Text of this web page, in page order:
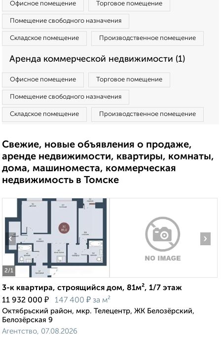
Офисное помещение Торговое помещение
Помещение свободного назначения
Складское помещение Производственное помещение
Аренда коммерческой недвижимости (1)
Офисное помещение Торговое помещение
Помещение свободного назначения
Складское помещение Производственное помещение
Свежие, новые объявления о продаже,
аренде недвижимости, квартиры, комнаты,
дома, машиноместа, коммерческая
недвижимость в Томске
2/1
‹ ›
3-к квартира, строящийся дом, 81м², 1/7 этаж
11 932 000 ₽ 147 400 ₽ за м²
Октябрьский район, мкр. Телецентр, ЖК Белозёрский,
Белозёрская 9
Агентство, 07.08.2026